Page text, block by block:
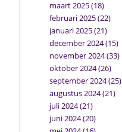
maart 2025(18)
februari 2025(22)
januari 2025(21)
december 2024(15)
november 2024(33)
oktober 2024(26)
september 2024(25)
augustus 2024(21)
juli 2024(21)
juni 2024(20)